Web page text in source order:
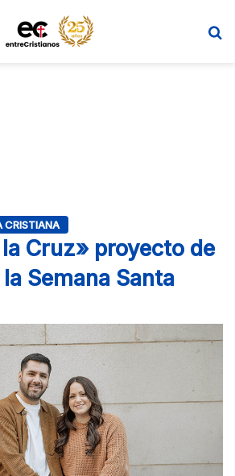
CRISTIANA
Cruz» proyecto de
Semana Santa